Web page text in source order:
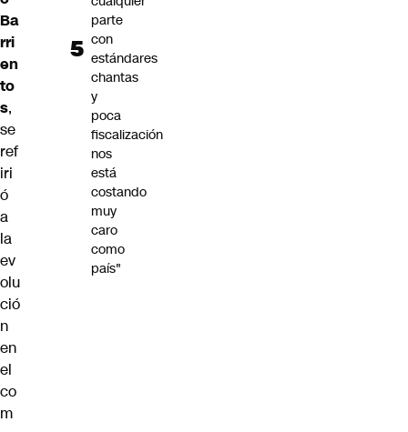
Ba
rri
en
to
s,
se
ref
iri
ó
a
la
ev
olu
ció
n
en
el
co
m
parte
con
estándares
chantas
y
poca
fiscalización
nos
está
costando
muy
caro
como
país"